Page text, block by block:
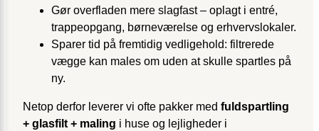
Gør overfladen mere slagfast – oplagt i entré,
trappeopgang, børneværelse og erhvervslokaler.
Sparer tid på fremtidig vedligehold: filtrerede
vægge kan males om uden at skulle spartles på
ny.
Netop derfor leverer vi ofte pakker med fuldspartling
+ glasfilt + maling i huse og lejligheder i